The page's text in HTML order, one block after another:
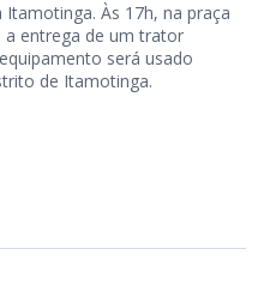
Às 17h, na praça
entrega de um trator
será usado
de Itamotinga.